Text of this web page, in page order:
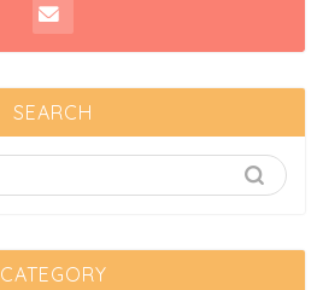
SEARCH
CATEGORY